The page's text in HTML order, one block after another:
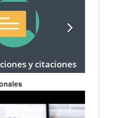
y citaciones